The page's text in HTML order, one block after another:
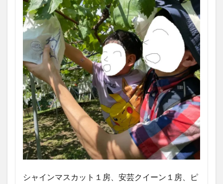
シャインマスカット１房、安芸クイーン１房、ピ